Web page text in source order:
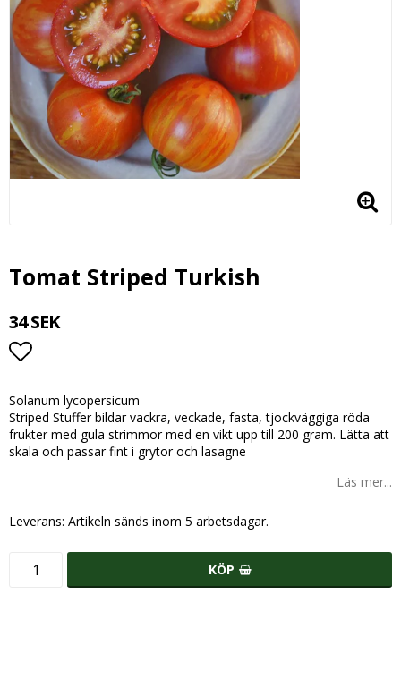
Tomat Striped Turkish
34 SEK
Solanum lycopersicum
Striped Stuffer bildar vackra, veckade, fasta, tjockväggiga röda
frukter med gula strimmor med en vikt upp till 200 gram. Lätta att
skala och passar fint i grytor och lasagne
Läs mer...
Leverans: Artikeln sänds inom 5 arbetsdagar.
KÖP